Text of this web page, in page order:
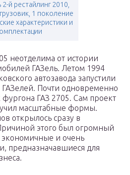
2-й рестайлинг 2010,
1 поколение
характеристики и
неотделима от истории
ГАЗель. Летом 1994
автозавода запустили
Почти одновременно
фургона ГАЗ 2705. Сам проект
масштабные формы.
открылось сразу в
этого был огромный
и очень
предназначавшиеся для